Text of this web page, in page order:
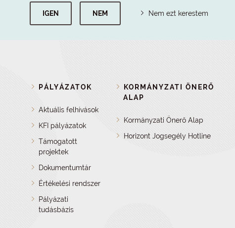
IGEN NEM Nem ezt kerestem
PÁLYÁZATOK
Aktuális felhívások
KFI pályázatok
Támogatott
projektek
Dokumentumtár
Értékelési rendszer
Pályázati
tudásbázis
KORMÁNYZATI ÖNERŐ
ALAP
Kormányzati Önerő Alap
Horizont Jogsegély Hotline